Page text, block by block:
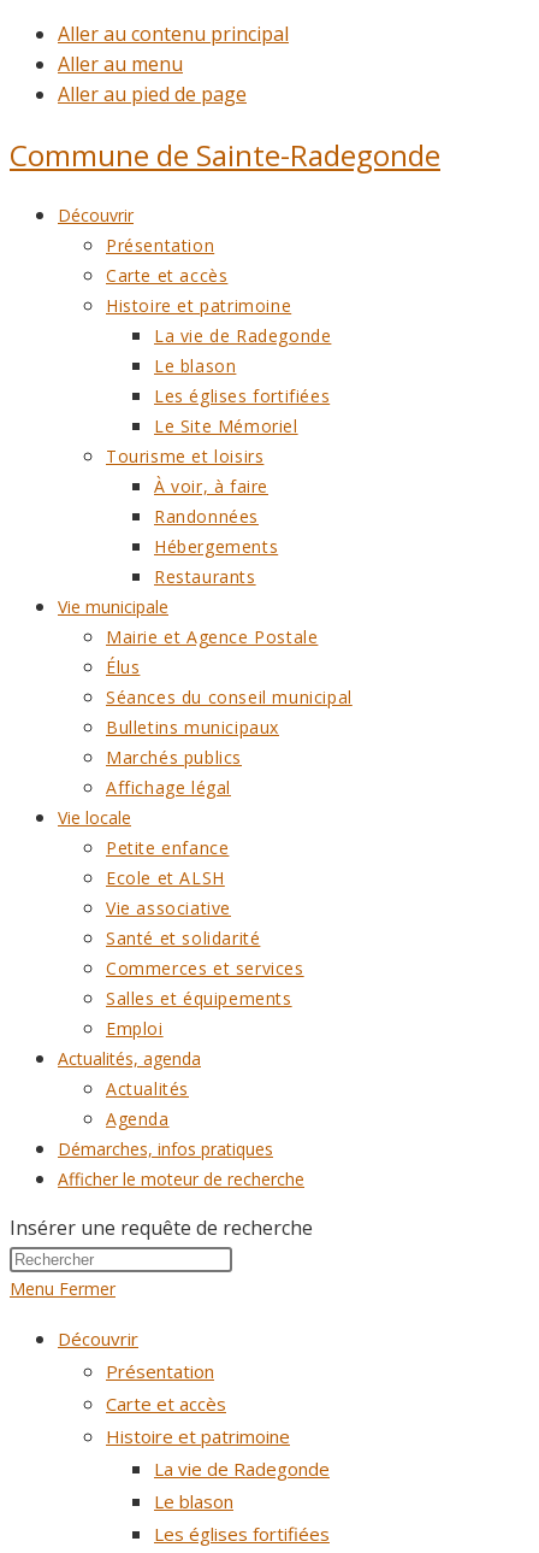
Aller au contenu principal
Aller au menu
Aller au pied de page
Commune de Sainte-Radegonde
Découvrir
Présentation
Carte et accès
Histoire et patrimoine
La vie de Radegonde
Le blason
Les églises fortifiées
Le Site Mémoriel
Tourisme et loisirs
À voir, à faire
Randonnées
Hébergements
Restaurants
Vie municipale
Mairie et Agence Postale
Élus
Séances du conseil municipal
Bulletins municipaux
Marchés publics
Affichage légal
Vie locale
Petite enfance
Ecole et ALSH
Vie associative
Santé et solidarité
Commerces et services
Salles et équipements
Emploi
Actualités, agenda
Actualités
Agenda
Démarches, infos pratiques
Afficher le moteur de recherche
Insérer une requête de recherche
Menu Fermer
Découvrir
Présentation
Carte et accès
Histoire et patrimoine
La vie de Radegonde
Le blason
Les églises fortifiées